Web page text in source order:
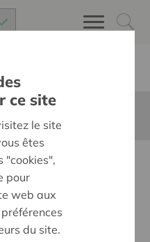
et respectueuse, sans
ce site
le site
êtes
"cookies",
pour
web aux
du site.